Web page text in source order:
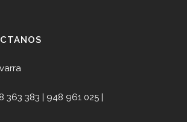
363 383 | 948 961 025 |